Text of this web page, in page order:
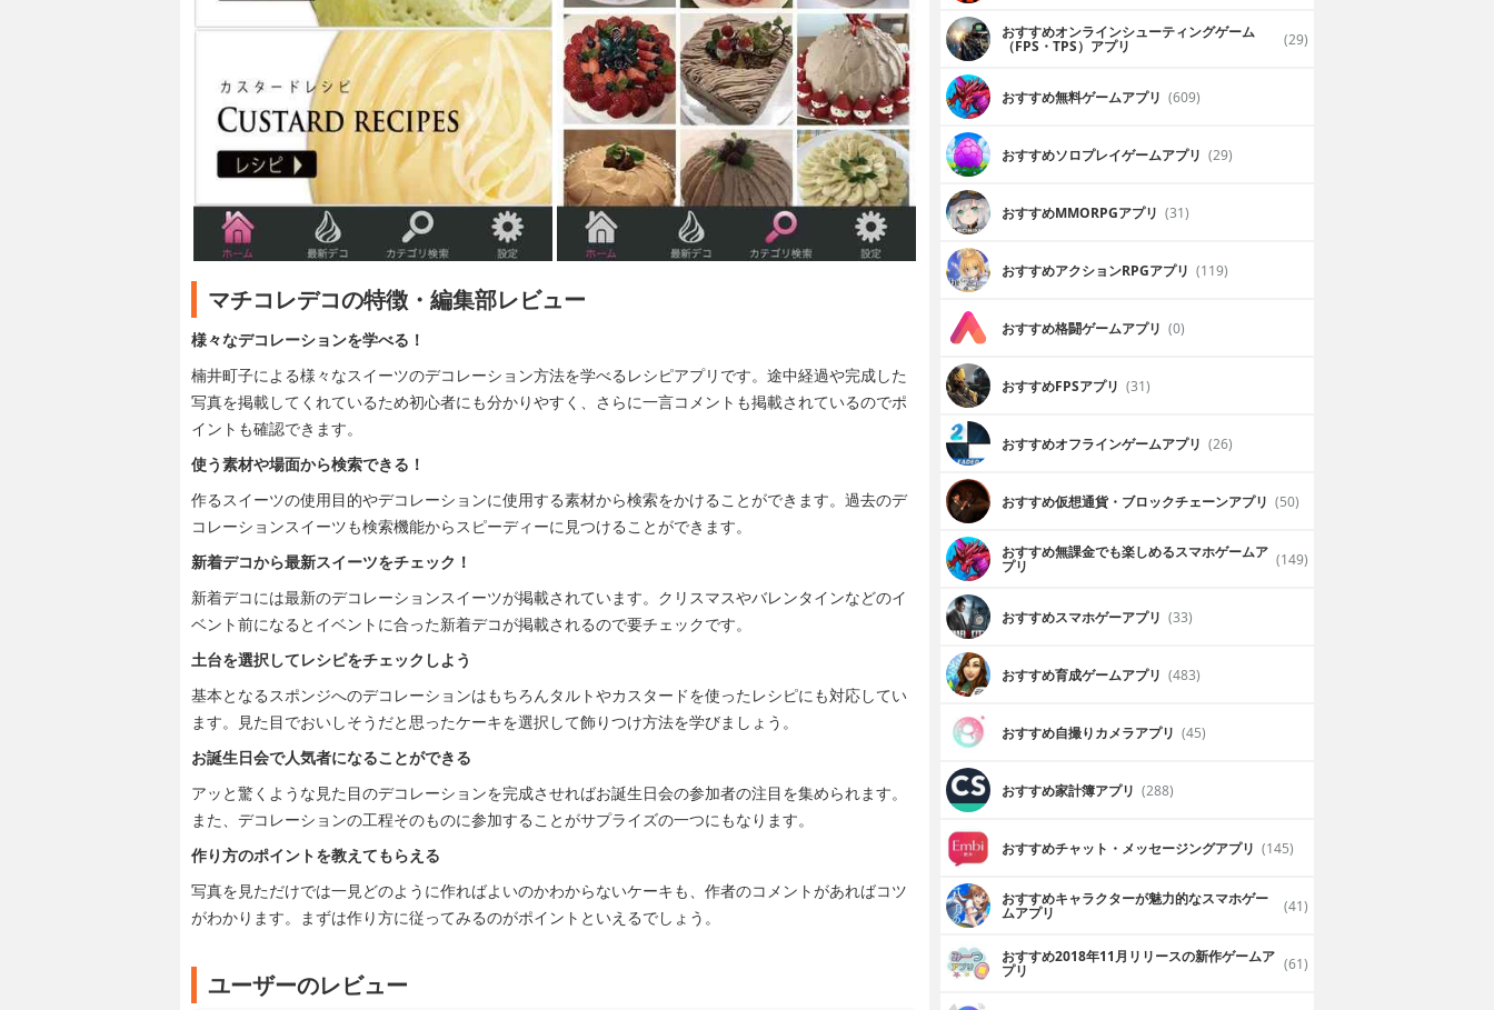
マチコレデコの特徴・編集部レビュー
様々なデコレーションを学べる！
楠井町子による様々なスイーツのデコレーション方法を学べるレシピアプリです。途中経過や完成した
写真を掲載してくれているため初心者にも分かりやすく、さらに一言コメントも掲載されているのでポ
イントも確認できます。
使う素材や場面から検索できる！
作るスイーツの使用目的やデコレーションに使用する素材から検索をかけることができます。過去のデ
コレーションスイーツも検索機能からスピーディーに見つけることができます。
新着デコから最新スイーツをチェック！
新着デコには最新のデコレーションスイーツが掲載されています。クリスマスやバレンタインなどのイ
ベント前になるとイベントに合った新着デコが掲載されるので要チェックです。
土台を選択してレシピをチェックしよう
基本となるスポンジへのデコレーションはもちろんタルトやカスタードを使ったレシピにも対応してい
ます。見た目でおいしそうだと思ったケーキを選択して飾りつけ方法を学びましょう。
お誕生日会で人気者になることができる
アッと驚くような見た目のデコレーションを完成させればお誕生日会の参加者の注目を集められます。
また、デコレーションの工程そのものに参加することがサプライズの一つにもなります。
作り方のポイントを教えてもらえる
写真を見ただけでは一見どのように作ればよいのかわからないケーキも、作者のコメントがあればコツ
がわかります。まずは作り方に従ってみるのがポイントといえるでしょう。
ユーザーのレビュー
おすすめオンラインシューティングゲーム
（FPS・TPS）アプリ (29)
おすすめ無料ゲームアプリ (609)
おすすめソロプレイゲームアプリ (29)
おすすめ MMORPGアプリ (31)
おすすめアクションRPGアプリ (119)
おすすめ格闘ゲームアプリ (0)
おすすめFPSアプリ (31)
おすすめオフラインゲームアプリ (26)
おすすめ仮想通貨・ブロックチェーンアプリ (50)
おすすめ無課金でも楽しめるスマホゲームア
プリ (149)
おすすめスマホゲーアプリ (33)
おすすめ育成ゲームアプリ (483)
おすすめ自撮りカメラアプリ (45)
おすすめ家計簿アプリ (288)
おすすめチャット・メッセージングアプリ (145)
おすすめキャラクターが魅力的なスマホゲー
ムアプリ (41)
おすすめ2018年11月リリースの新作ゲームア
プリ (61)